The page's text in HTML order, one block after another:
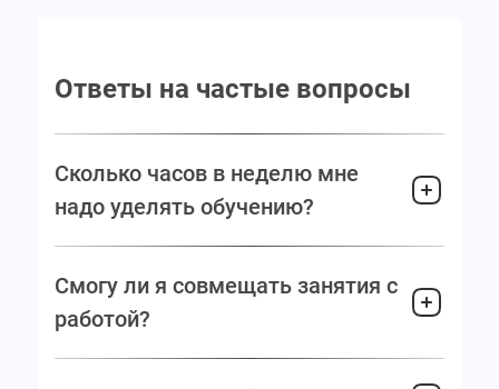
Ответы на частые вопросы
Сколько часов в неделю мне
надо уделять обучению?
Смогу ли я совмещать занятия с
работой?